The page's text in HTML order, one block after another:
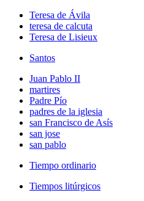
Teresa de Ávila
teresa de calcuta
Teresa de Lisieux
Santos
Juan Pablo II
martires
Padre Pío
padres de la iglesia
san Francisco de Asís
san jose
san pablo
Tiempo ordinario
Tiempos litúrgicos